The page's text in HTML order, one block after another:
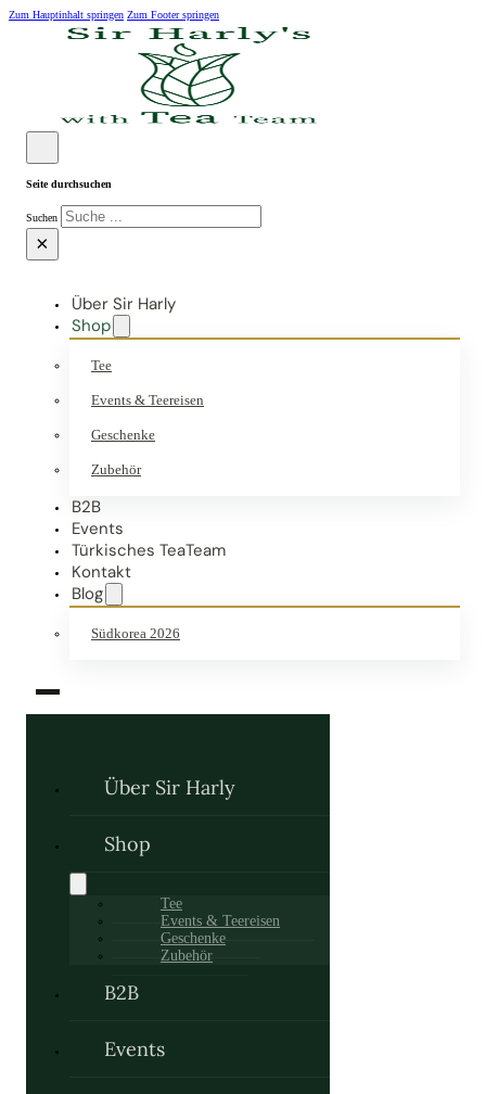
Zum Hauptinhalt springen Zum Footer springen
Seite durchsuchen
Suchen
×
Über Sir Harly
Shop
Tee
Events & Teereisen
Geschenke
Zubehör
B2B
Events
Türkisches TeaTeam
Kontakt
Blog
Südkorea 2026
Über Sir Harly
Shop
Tee
Events & Teereisen
Geschenke
Zubehör
B2B
Events